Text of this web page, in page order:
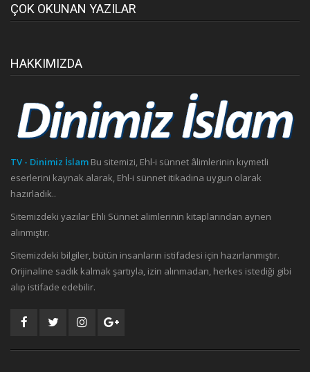
ÇOK OKUNAN YAZILAR
HAKKIMIZDA
TV - Dinimiz İslam Bu sitemizi, Ehl-i sünnet âlimlerinin kıymetli
eserlerini kaynak alarak, Ehl-i sünnet itikadına uygun olarak
hazırladık..
Sitemizdeki yazılar Ehli Sünnet alimlerinin kitaplarından aynen
alınmıştır.
Sitemizdeki bilgiler, bütün insanların istifadesi için hazırlanmıştır.
Orijinaline sadık kalmak şartıyla, izin alınmadan, herkes istediği gibi
alıp istifade edebilir.